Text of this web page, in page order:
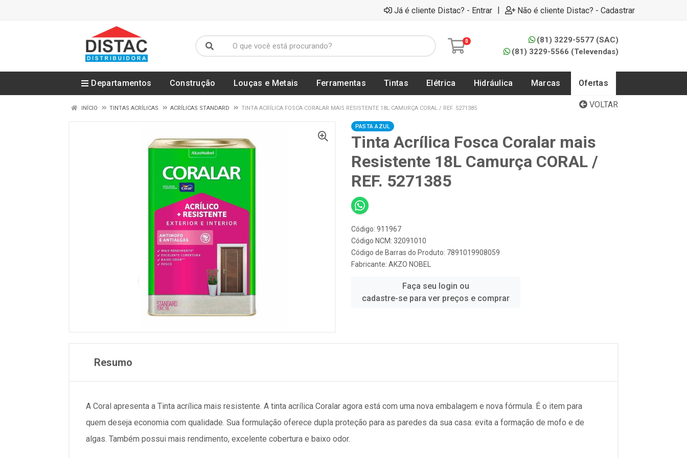
Já é cliente Distac? - Entrar | Não é cliente Distac? - Cadastrar
0
(81) 3229-5577 (SAC)
(81) 3229-5566 (Televendas)
Departamentos Construção Louças e Metais Ferramentas Tintas Elétrica Hidráulica Marcas Ofertas
VOLTAR
INÍCIO TINTAS ACRÍLICAS ACRÍLICAS STANDARD TINTA ACRÍLICA FOSCA CORALAR MAIS RESISTENTE 18L CAMURÇA CORAL / REF. 5271385
PASTA AZUL
Tinta Acrílica Fosca Coralar mais
Resistente 18L Camurça CORAL /
REF. 5271385
Código: 911967
Código NCM: 32091010
Código de Barras do Produto: 7891019908059
Fabricante: AKZO NOBEL
Faça seu login ou
cadastre-se para ver preços e comprar
Resumo
A Coral apresenta a Tinta acrílica mais resistente. A tinta acrílica Coralar agora está com uma nova embalagem e nova fórmula. É o item para
quem deseja economia com qualidade. Sua formulação oferece dupla proteção para as paredes da sua casa: evita a formação de mofo e de
algas. Também possui mais rendimento, excelente cobertura e baixo odor.